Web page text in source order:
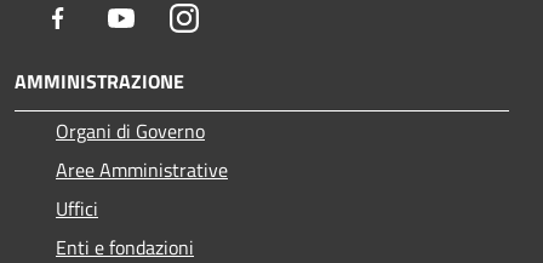
Facebook YoutubeInstagram
AMMINISTRAZIONE
Organi di Governo
Aree Amministrative
Uffici
Enti e fondazioni